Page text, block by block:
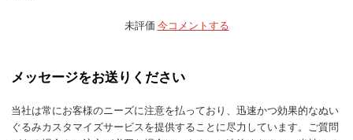
未評価 今コメントする
メッセージをお送りください
当社は常にお客様のニーズに注意を払っており、迅速かつ効果的なぬい
ぐるみカスタマイズサービスを提供することに尽力しています。ご質問